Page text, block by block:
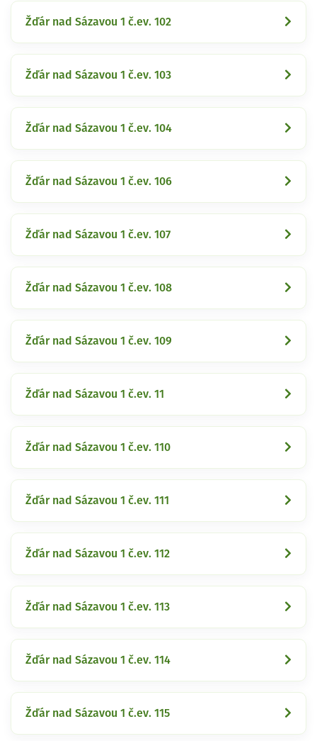
Žďár nad Sázavou 1 č.ev. 102
Žďár nad Sázavou 1 č.ev. 103
Žďár nad Sázavou 1 č.ev. 104
Žďár nad Sázavou 1 č.ev. 106
Žďár nad Sázavou 1 č.ev. 107
Žďár nad Sázavou 1 č.ev. 108
Žďár nad Sázavou 1 č.ev. 109
Žďár nad Sázavou 1 č.ev. 11
Žďár nad Sázavou 1 č.ev. 110
Žďár nad Sázavou 1 č.ev. 111
Žďár nad Sázavou 1 č.ev. 112
Žďár nad Sázavou 1 č.ev. 113
Žďár nad Sázavou 1 č.ev. 114
Žďár nad Sázavou 1 č.ev. 115